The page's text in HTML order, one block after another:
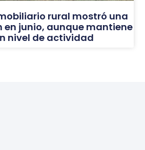
rural mostró una
en junio, aunque mantiene
nivel de actividad